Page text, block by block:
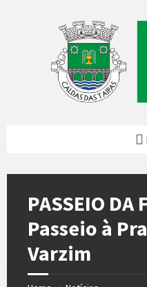
PASSEIO DA
Passeio à
Varzim